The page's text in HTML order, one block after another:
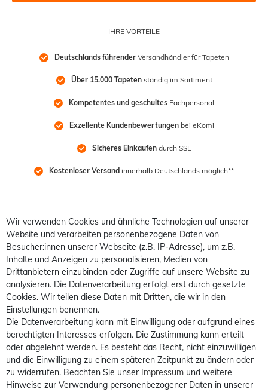
IHRE VORTEILE
Deutschlands führender Versandhändler für Tapeten
Über 15.000 Tapeten ständig im Sortiment
Kompetentes und geschultes Fachpersonal
Exzellente Kundenbewertungen bei eKomi
Sicheres Einkaufen durch SSL
Kostenloser Versand innerhalb Deutschlands möglich**
Wir verwenden Cookies und ähnliche Technologien auf unserer
Website und verarbeiten personenbezogene Daten von
Besucher:innen unserer Webseite (z.B. IP-Adresse), um z.B.
Inhalte und Anzeigen zu personalisieren, Medien von
Drittanbietern einzubinden oder Zugriffe auf unsere Website zu
analysieren. Die Datenverarbeitung erfolgt erst durch gesetzte
Cookies. Wir teilen diese Daten mit Dritten, die wir in den
Einstellungen benennen.
Die Datenverarbeitung kann mit Einwilligung oder aufgrund eines
berechtigten Interesses erfolgen. Die Zustimmung kann erteilt
oder abgelehnt werden. Es besteht das Recht, nicht einzuwilligen
und die Einwilligung zu einem späteren Zeitpunkt zu ändern oder
zu widerrufen. Beachten Sie unser Impressum und weitere
Hinweise zur Verwendung personenbezogener Daten in unserer